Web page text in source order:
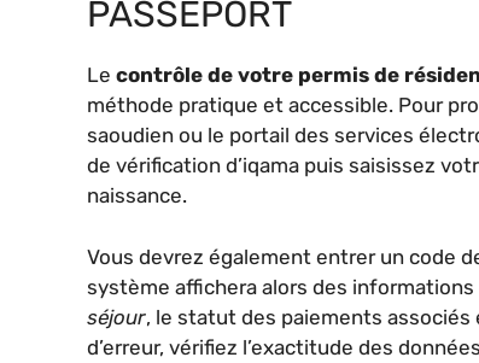
PASSEPORT
Le contrôle de votre permis de
méthode pratique et accessible. Pour
saoudien ou le portail des services
de vérification d’iqama puis saisissez
naissance.
Vous devrez également entrer un code
système affichera alors des informations
séjour, le statut des paiements
d’erreur, vérifiez l’exactitude des